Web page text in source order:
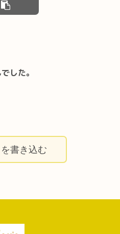
した。
書き込む